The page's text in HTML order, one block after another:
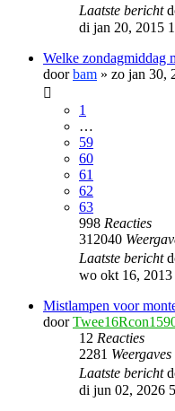
Laatste bericht
di jan 20, 2015
Welke zondagmiddag
doorbam » zo jan 30,
1
…
59
60
61
62
63
998 Reacties
312040
Laatste bericht
wo okt 16, 2013
Mistlampen voor
door
12 Reacties
2281 Weergaves
Laatste bericht
di jun 02, 2026